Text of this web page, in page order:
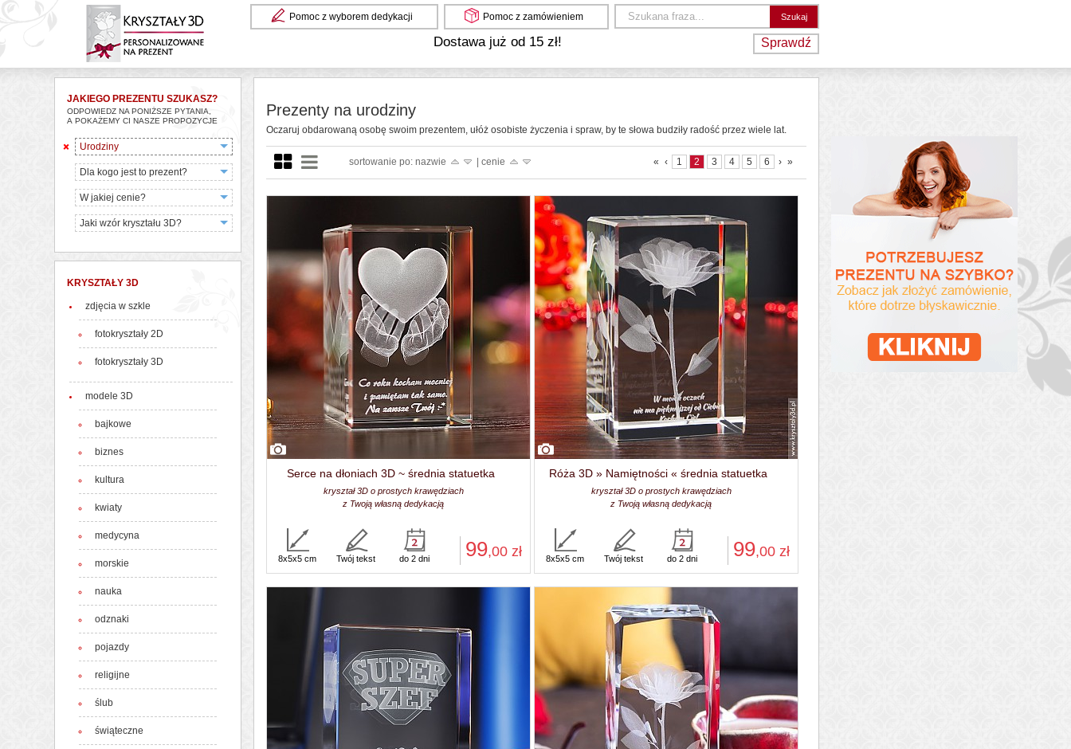
Pomoc z wyborem dedykacji Pomoc z zamówieniem
Dostawa już od 15 zł! Sprawdź
JAKIEGO PREZENTU SZUKASZ?
ODPOWIEDZ NA PONIŻSZE PYTANIA,
A POKAŻEMY CI NASZE PROPOZYCJE
Urodziny
Dla kogo jest to prezent?
W jakiej cenie?
Jaki wzór kryształu 3D?
KRYSZTAŁY 3D
zdjęcia w szkle
fotokryształy 2D
fotokryształy 3D
modele 3D
bajkowe
biznes
kultura
kwiaty
medycyna
morskie
nauka
odznaki
pojazdy
religijne
ślub
świąteczne
Prezenty na urodziny
Oczaruj obdarowaną osobę swoim prezentem, ułóż osobiste życzenia i spraw, by te słowa budziły radość przez wiele lat.
sortowanie po: nazwie | cenie « ‹ 1 2 3 4 5 6 › »
Serce na dłoniach 3D ~ średnia statuetka
kryształ 3D o prostych krawędziach
z Twoją własną dedykacją
99,00zł
8x5x5 cm Twój tekst do 2 dni
Róża 3D » Namiętności « średnia statuetka
kryształ 3D o prostych krawędziach
z Twoją własną dedykacją
99,00zł
8x5x5 cm Twój tekst do 2 dni